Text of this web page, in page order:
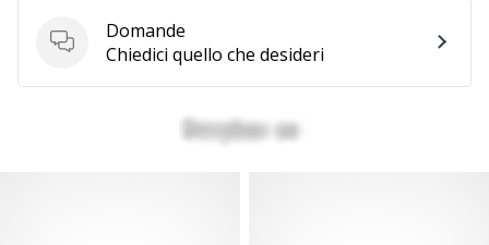
Domande
Domande
Chiedici quello che desideri